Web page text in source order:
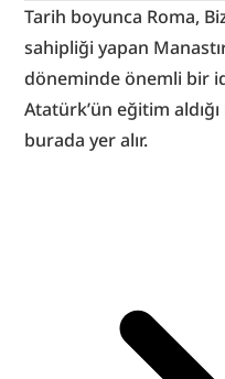
Tarih boyunca Roma,
sahipliği yapan
döneminde önemli bir
Atatürk’ün eğitim aldığı
burada yer alır.